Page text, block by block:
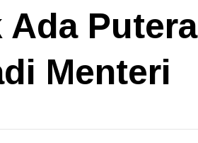
Ada Putera
Menteri